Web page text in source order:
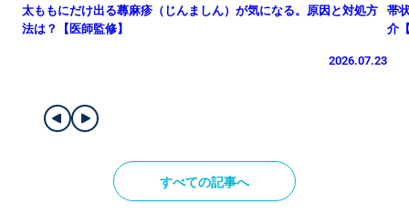
太ももにだけ出る蕁麻疹（じんましん）が気になる。原因と対処方
法は？【医師監修】
2026.07.23
帯
介
すべての記事へ